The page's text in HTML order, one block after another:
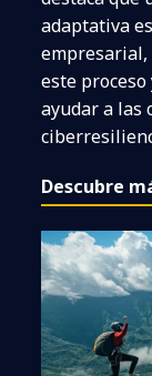
adaptativa
empresarial,
este
ayudar a las
Descubre